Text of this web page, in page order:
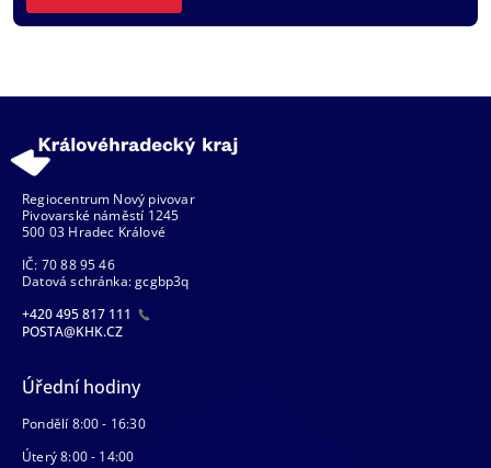
Regiocentrum Nový pivovar
Pivovarské náměstí 1245
500 03 Hradec Králové
IČ: 70 88 95 46
Datová schránka: gcgbp3q
+420 495 817 111
POSTA@KHK.CZ
Úřední hodiny
Pondělí 8:00 - 16:30
Úterý 8:00 - 14:00